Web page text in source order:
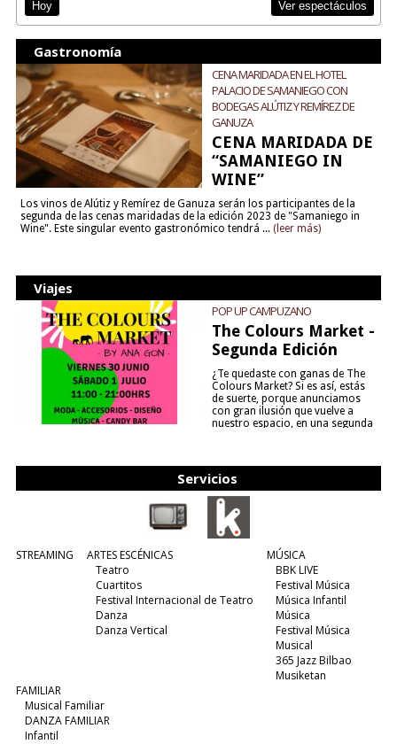
Hoy Ver espectáculos
Gastronomía
CENA MARIDADA EN EL HOTEL
PALACIO DE SAMANIEGO CON
BODEGAS ALÚTIZ Y REMÍREZ DE
GANUZA
CENA MARIDADA DE
“SAMANIEGO IN
WINE”
Los vinos de Alútiz y Remírez de Ganuza serán los participantes de la
segunda de las cenas maridadas de la edición 2023 de "Samaniego in
Wine". Este singular evento gastronómico tendrá ... (leer más)
Viajes
POP UP CAMPUZANO
The Colours Market -
Segunda Edición
¿Te quedaste con ganas de The
Colours Market? Si es así, estás
de suerte, porque anunciamos
con gran ilusión que vuelve a
nuestro espacio, en una segunda
Servicios
STREAMING
ARTES ESCÉNICAS
Teatro
Cuartitos
Festival Internacional de Teatro
Danza
Danza Vertical
MÚSICA
BBK LIVE
Festival Música
Música Infantil
Música
Festival Música
Musical
365 Jazz Bilbao
Musiketan
FAMILIAR
Musical Familiar
DANZA FAMILIAR
Infantil